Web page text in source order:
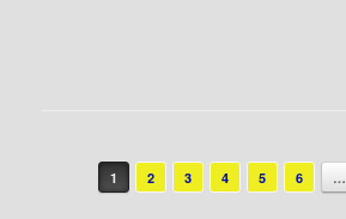
Post navigation
1 2 3 4 5 6 …